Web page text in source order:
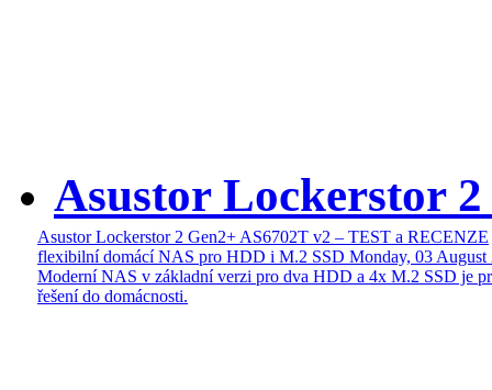
Asustor Lockerstor
Asustor Lockerstor 2 Gen2+ AS6702T v2 – TEST a RECENZE
flexibilní domácí NAS pro HDD i M.2 SSD Monday, 03 August
Moderní NAS v základní verzi pro dva HDD a 4x M.2 SSD je
řešení do domácnosti.